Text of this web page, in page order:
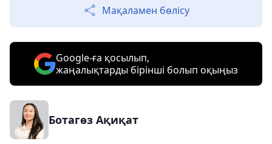
Мақаламен бөлісу
Google-ға қосылып,
жаңалықтарды бірінші болып оқыңыз
Ботагөз Ақиқат